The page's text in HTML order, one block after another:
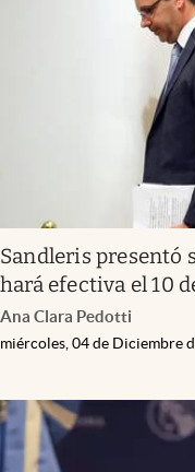
Sandleris presentó
hará efectiva el 10
Ana Clara Pedotti
miércoles, 04 de Diciembre